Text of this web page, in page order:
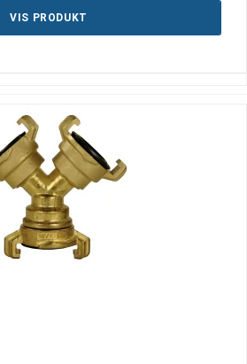
VIS PRODUKT